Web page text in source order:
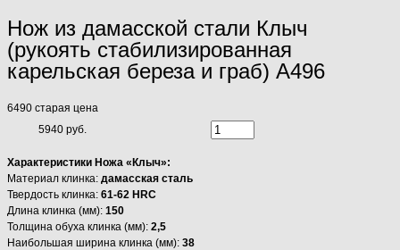
Нож из дамасской стали Клыч
(рукоять стабилизированная
карельская береза и граб) A496
6490 старая цена
5940 руб.
Характеристики Ножа «Клыч»:
Материал клинка: дамасская сталь
Твердость клинка: 61-62 HRC
Длина клинка (мм): 150
Толщина обуха клинка (мм): 2,5
Наибольшая ширина клинка (мм): 38